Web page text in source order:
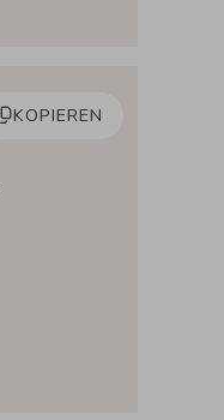
KOPIEREN